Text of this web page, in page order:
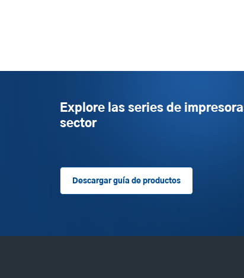
Explore las series de
sector
Descargar guía de productos